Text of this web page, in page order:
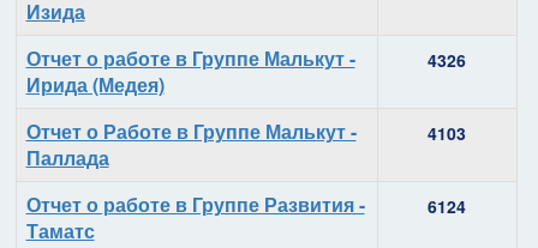
Изида
Отчет о работе в Группе Малькут -
Ирида (Медея)
4326
Отчет о Работе в Группе Малькут -
Паллада
4103
Отчет о работе в Группе Развития -
Таматс
6124